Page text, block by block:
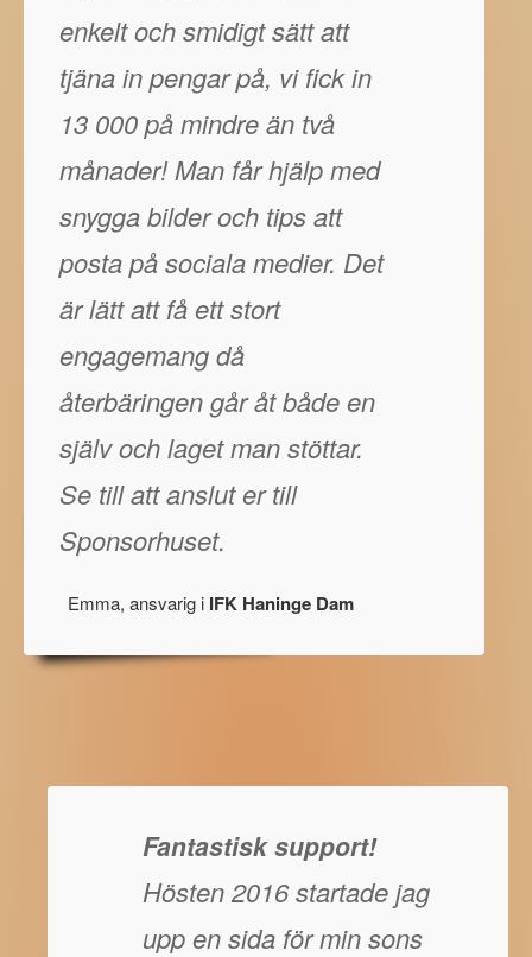
enkelt och smidigt sätt att
tjäna in pengar på, vi fick in
13 000 på mindre än två
månader! Man får hjälp med
snygga bilder och tips att
posta på sociala medier. Det
är lätt att få ett stort
engagemang då
återbäringen går åt både en
själv och laget man stöttar.
Se till att anslut er till
Sponsorhuset.
Emma, ansvarig i IFK Haninge Dam
Fantastisk support!
Hösten 2016 startade jag
upp en sida för min sons